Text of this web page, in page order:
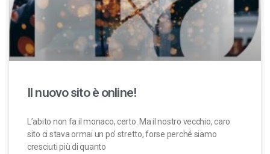
Il nuovo sito è online!
L’abito non fa il monaco, certo. Ma il nostro vecchio, caro
sito ci stava ormai un po’ stretto, forse perché siamo
cresciuti più di quanto